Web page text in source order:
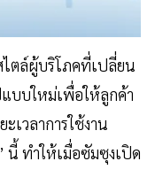
ตล์ผู้บริโภคที่เปลี่ยน
บบใหม่เพื่อให้ลูกค้า
เวลาการใช้งาน
นี้ ทำให้เมื่อซัมซุงเปิด